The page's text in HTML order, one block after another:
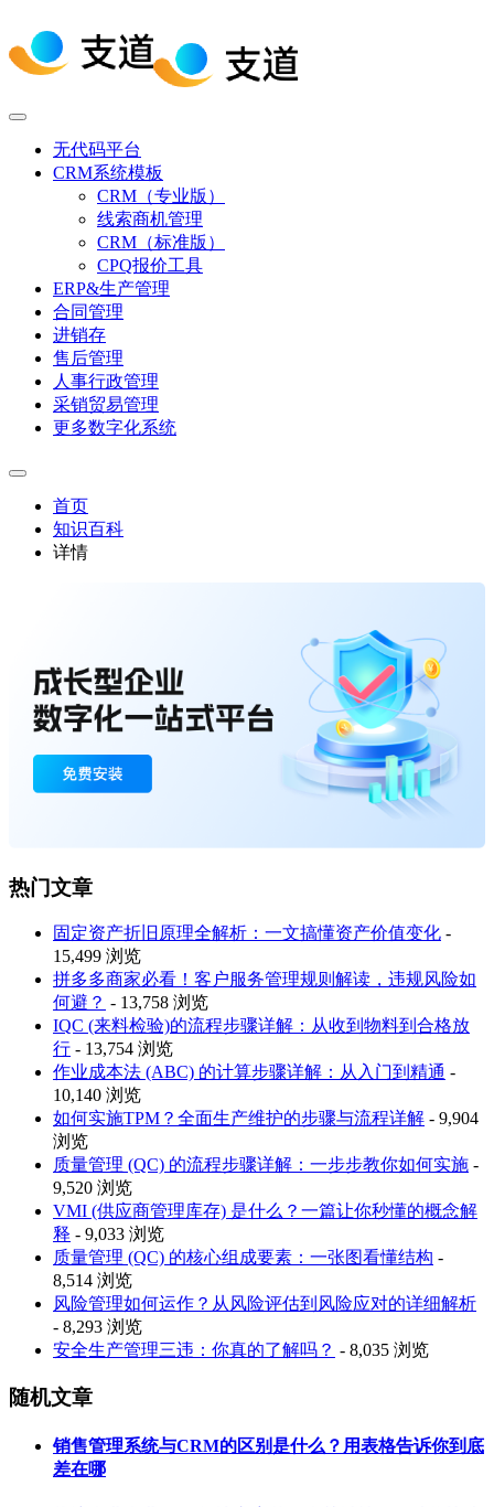
无代码平台
CRM系统模板
CRM（专业版）
线索商机管理
CRM（标准版）
CPQ报价工具
ERP&生产管理
合同管理
进销存
售后管理
人事行政管理
采销贸易管理
更多数字化系统
首页
知识百科
详情
热门文章
固定资产折旧原理全解析：一文搞懂资产价值变化 -
15,499 浏览
拼多多商家必看！客户服务管理规则解读，违规风险如
何避？ - 13,758 浏览
IQC (来料检验)的流程步骤详解：从收到物料到合格放
行 - 13,754 浏览
作业成本法 (ABC) 的计算步骤详解：从入门到精通 -
10,140 浏览
如何实施TPM？全面生产维护的步骤与流程详解 - 9,904
浏览
质量管理 (QC) 的流程步骤详解：一步步教你如何实施 -
9,520 浏览
VMI (供应商管理库存) 是什么？一篇让你秒懂的概念解
释 - 9,033 浏览
质量管理 (QC) 的核心组成要素：一张图看懂结构 -
8,514 浏览
风险管理如何运作？从风险评估到风险应对的详细解析
- 8,293 浏览
安全生产管理三违：你真的了解吗？ - 8,035 浏览
随机文章
销售管理系统与CRM的区别是什么？用表格告诉你到底
差在哪